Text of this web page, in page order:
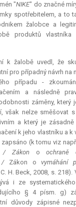
"NIKE" do značné
spotřebitelem, a to
žalobce a
produktů vlastníka
k žalobě uvedl, že
pro případný návrh na
případu -
a následně
záměny, který
však nelze směšovat
a který je
k jeho vlastníku a k
(k tomu viz
/ Zákon oochraně
/ Zákon ovymáhání
H. Beck, 2008, s.
i ze
§ 4 písm. g)
důvody zápisné